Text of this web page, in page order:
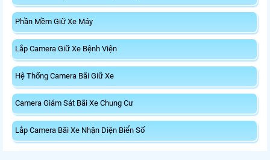
Phần Mềm Giữ Xe Máy
Lắp Camera Giữ Xe Bệnh Viện
Hệ Thống Camera Bãi Giữ Xe
Camera Giám Sát Bãi Xe Chung Cư
Lắp Camera Bãi Xe Nhận Diện Biển Số